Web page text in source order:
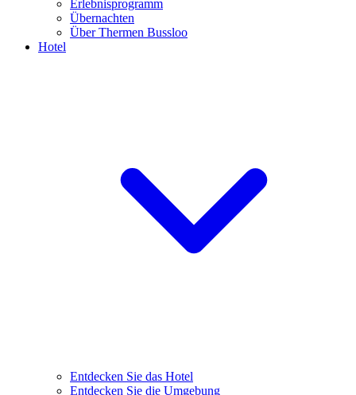
Erlebnisprogramm
Übernachten
Über Thermen Bussloo
Hotel
Entdecken Sie das Hotel
Entdecken Sie die Umgebung